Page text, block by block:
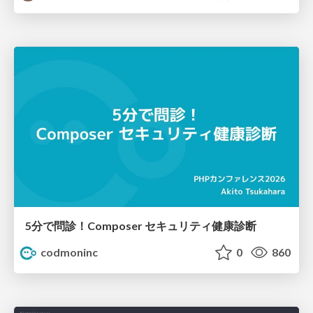
5分で問診！Composer セキュリティ健康診断
codmoninc
0 860